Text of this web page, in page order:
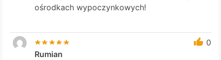
ośrodkach wypoczynkowych!
0
Rumian